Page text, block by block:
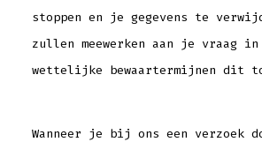
stoppen en je gegevens te
zullen meewerken aan je vraag
wettelijke bewaartermijnen dit
Wanneer je bij ons een verzoek